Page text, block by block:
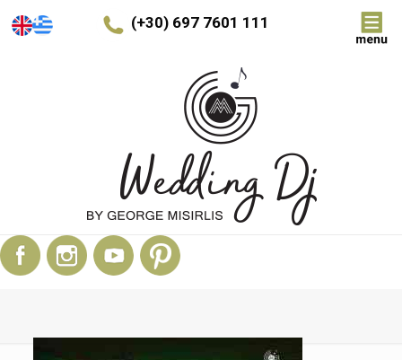
(+30) 697 7601 111